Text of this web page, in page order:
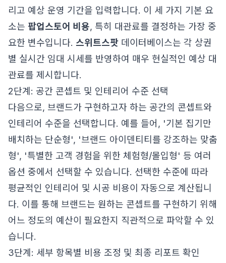
리고 예상 운영 기간을 입력합니다. 이 세 가지 기본 요
소는 팝업스토어 비용, 특히 대관료를 결정하는 가장 중
요한 변수입니다. 스위트스팟 데이터베이스는 각 상권
별 실시간 임대 시세를 반영하여 매우 현실적인 예상 대
관료를 제시합니다.
2단계: 공간 콘셉트 및 인테리어 수준 선택
다음으로, 브랜드가 구현하고자 하는 공간의 콘셉트와
인테리어 수준을 선택합니다. 예를 들어, '기본 집기만
배치하는 단순형', '브랜드 아이덴티티를 강조하는 맞춤
형', '특별한 고객 경험을 위한 체험형/몰입형' 등 여러
옵션 중에서 선택할 수 있습니다. 선택한 수준에 따라
평균적인 인테리어 및 시공 비용이 자동으로 계산됩니
다. 이를 통해 브랜드는 원하는 콘셉트를 구현하기 위해
어느 정도의 예산이 필요한지 직관적으로 파악할 수 있
습니다.
3단계: 세부 항목별 비용 조정 및 최종 리포트 확인